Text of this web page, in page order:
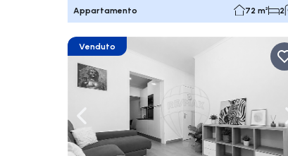
Appartamento 72 m² 2
Naviga a sinistra
Venduto